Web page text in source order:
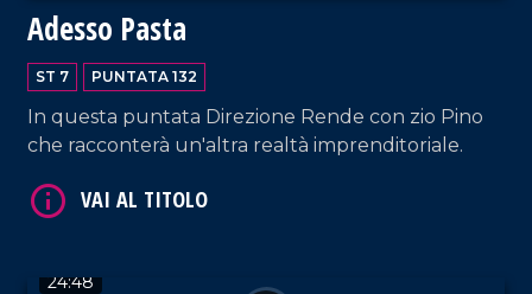
Adesso Pasta
ST 7 PUNTATA 132
In questa puntata Direzione Rende con zio Pino
che racconterà un'altra realtà imprenditoriale.
24:48